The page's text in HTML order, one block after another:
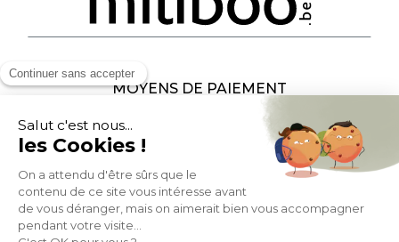
MOYENS DE PAIEMENT
SOCIAL NETWORK